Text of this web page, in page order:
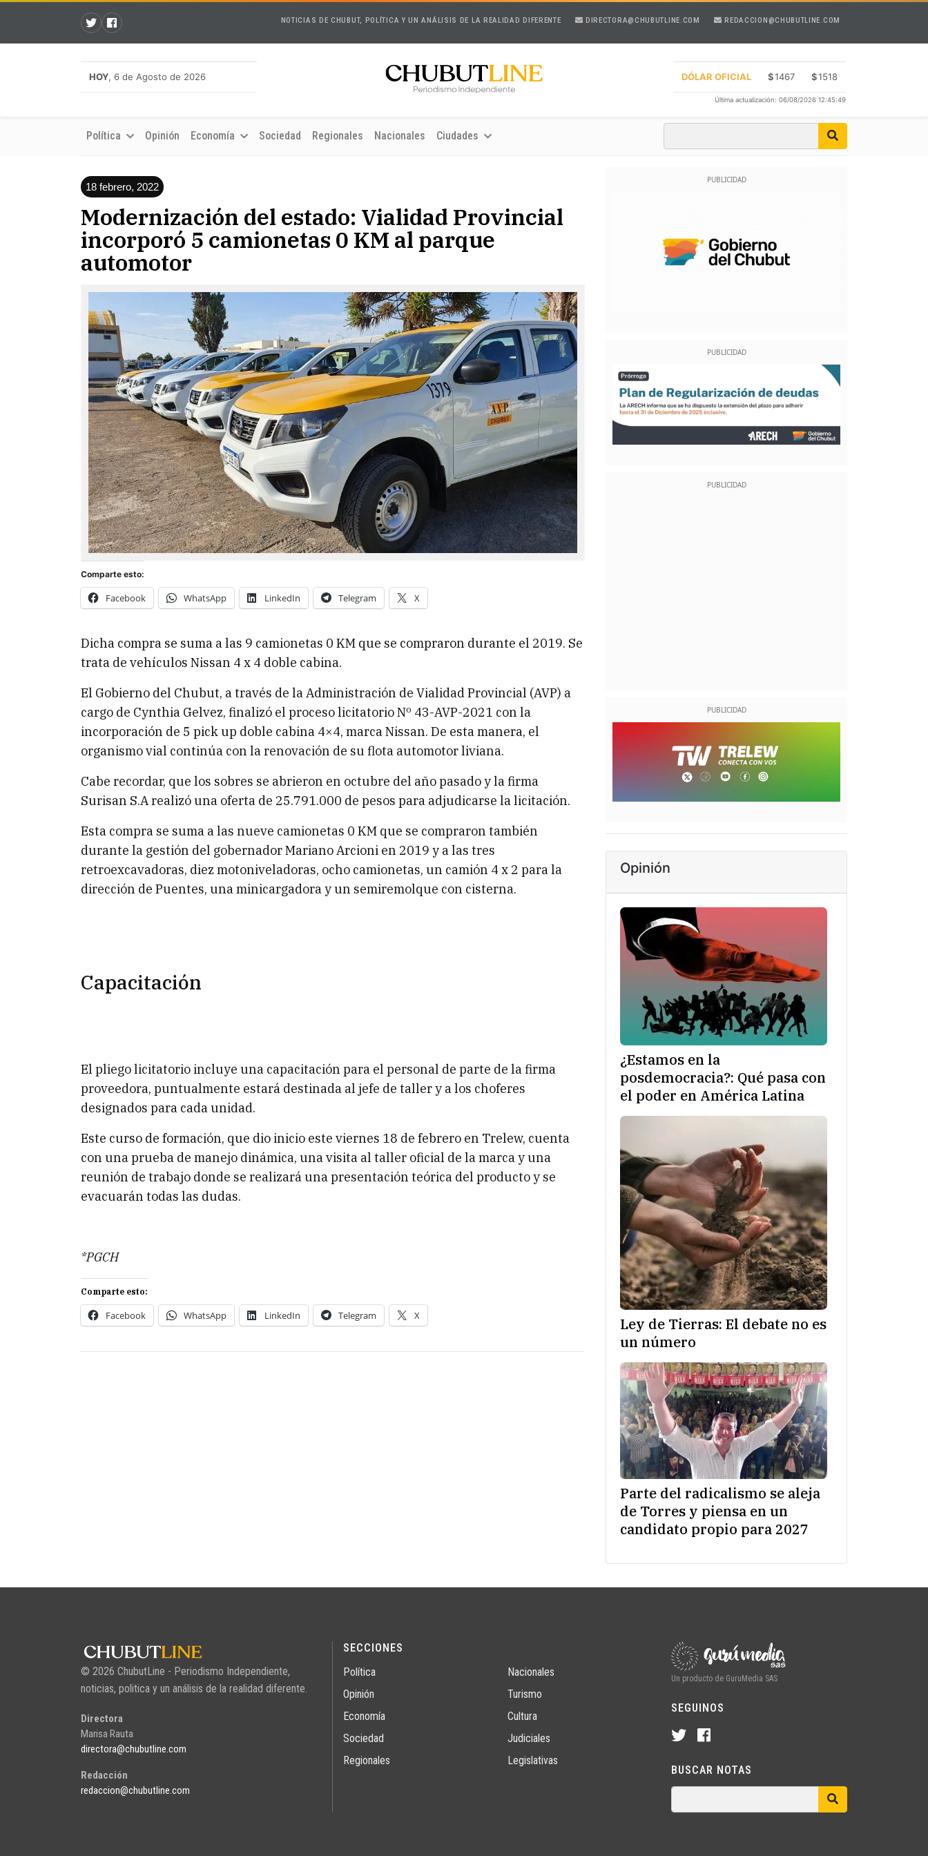
NOTICIAS DE CHUBUT, POLÍTICA Y UN ANÁLISIS DE LA REALIDAD DIFERENTE DIRECTORA@CHUBUTLINE.COM REDACCION@CHUBUTLINE.COM
HOY, 6 de Agosto de 2026 DÓLAR OFICIAL $1467 $1518
Última actualización: 06/08/2026 12:45:49
Política Opinión Economía Sociedad Regionales Nacionales Ciudades
18 febrero, 2022
Modernización del estado: Vialidad Provincial
incorporó 5 camionetas 0 KM al parque
automotor
Comparte esto:
Facebook WhatsApp LinkedIn Telegram X
Dicha compra se suma a las 9 camionetas 0 KM que se compraron durante el 2019. Se
trata de vehículos Nissan 4 x 4 doble cabina.
El Gobierno del Chubut, a través de la Administración de Vialidad Provincial (AVP) a
cargo de Cynthia Gelvez, finalizó el proceso licitatorio Nº 43-AVP-2021 con la
incorporación de 5 pick up doble cabina 4×4, marca Nissan. De esta manera, el
organismo vial continúa con la renovación de su flota automotor liviana.
Cabe recordar, que los sobres se abrieron en octubre del año pasado y la firma
Surisan S.A realizó una oferta de 25.791.000 de pesos para adjudicarse la licitación.
Esta compra se suma a las nueve camionetas 0 KM que se compraron también
durante la gestión del gobernador Mariano Arcioni en 2019 y a las tres
retroexcavadoras, diez motoniveladoras, ocho camionetas, un camión 4 x 2 para la
dirección de Puentes, una minicargadora y un semiremolque con cisterna.
Capacitación
El pliego licitatorio incluye una capacitación para el personal de parte de la firma
proveedora, puntualmente estará destinada al jefe de taller y a los choferes
designados para cada unidad.
Este curso de formación, que dio inicio este viernes 18 de febrero en Trelew, cuenta
con una prueba de manejo dinámica, una visita al taller oficial de la marca y una
reunión de trabajo donde se realizará una presentación teórica del producto y se
evacuarán todas las dudas.
*PGCH
Comparte esto:
Facebook WhatsApp LinkedIn Telegram X
Opinión
¿Estamos en la
posdemocracia?: Qué pasa con
el poder en América Latina
Ley de Tierras: El debate no es
un número
Parte del radicalismo se aleja
de Torres y piensa en un
candidato propio para 2027
© 2026 ChubutLine - Periodismo Independiente,
noticias, politica y un análisis de la realidad diferente.
Directora
Marisa Rauta
directora@chubutline.com
Redacción
redaccion@chubutline.com
SECCIONES
Política
Opinión
Economía
Sociedad
Regionales
Nacionales
Turismo
Cultura
Judiciales
Legislativas
Un producto de GuruMedia SAS
SEGUINOS
BUSCAR NOTAS